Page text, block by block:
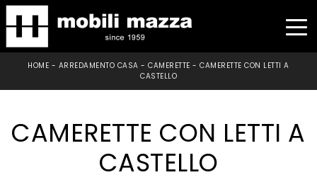
HOME - ARREDAMENTO CASA -CAMERETTE -CAMERETTE CON LETTI A
CASTELLO
CAMERETTE CON LETTI A
CASTELLO